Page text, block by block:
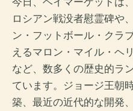
ロシアン戦没者慰霊碑や
ン・フットボール・クラ
えるマロン・マイル・ヘ
など、数多くの歴史的ラ
ています。ジョージ王朝
築、最近の近代的な開発